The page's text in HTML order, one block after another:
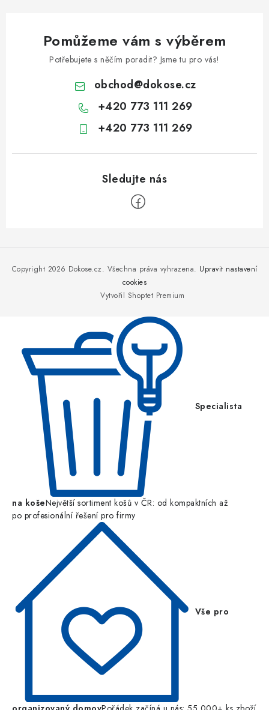
Pomůžeme vám s výběrem
Potřebujete s něčím poradit? Jsme tu pro vás!
obchod@dokose.cz
+420 773 111 269
+420 773 111 269
Vytvořil Shoptet Premium
Copyright 2026 Dokose.cz. Všechna práva vyhrazena. Upravit nastavení
cookies
Specialista
na košeNejvětší sortiment košů v ČR: od kompaktních až
po profesionální řešení pro firmy
Vše pro